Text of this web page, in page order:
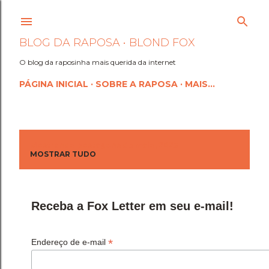
Pular para o conteúdo
BLOG DA RAPOSA • BLOND FOX
O blog da raposinha mais querida da internet
PÁGINA INICIAL SOBRE A RAPOSA MAIS…
PMOSTRAR TUDO
Receba a Fox Letter em seu e-mail!
Endereço de e-mail *